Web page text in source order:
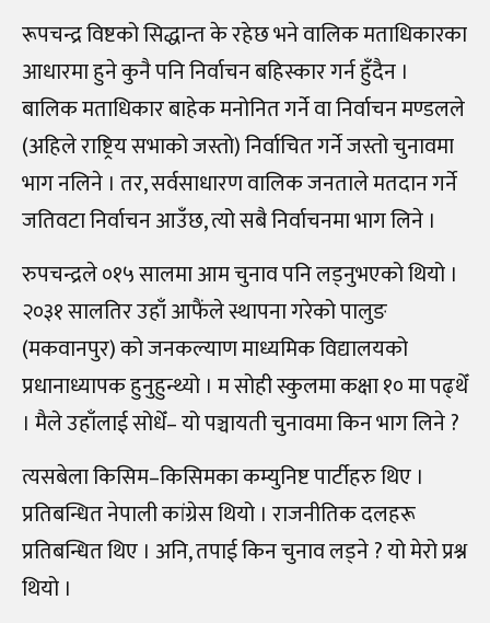
रूपचन्द्र विष्टको सिद्धान्त के रहेछ भने वालिक मताधिकारका
आधारमा हुने कुनै पनि निर्वाचन बहिस्कार गर्न हुँदैन ।
बालिक मताधिकार बाहेक मनोनित गर्ने वा निर्वाचन मण्डलले
(अहिले राष्ट्रिय सभाको जस्तो) निर्वाचित गर्ने जस्तो चुनावमा
भाग नलिने । तर, सर्वसाधारण वालिक जनताले मतदान गर्ने
जतिवटा निर्वाचन आउँछ, त्यो सबै निर्वाचनमा भाग लिने ।
रुपचन्द्रले ०१५ सालमा आम चुनाव पनि लड्नुभएको थियो ।
२०३१ सालतिर उहाँ आफैंले स्थापना गरेको पालुङ
(मकवानपुर) को जनकल्याण माध्यमिक विद्यालयको
प्रधानाध्यापक हुनुहुन्थ्यो । म सोही स्कुलमा कक्षा १० मा पढ्थेँ
। मैले उहाँलाई सोधेँ– यो पञ्चायती चुनावमा किन भाग लिने ?
त्यसबेला किसिम–किसिमका कम्युनिष्ट पार्टीहरु थिए ।
प्रतिबन्धित नेपाली कांग्रेस थियो । राजनीतिक दलहरू
प्रतिबन्धित थिए । अनि, तपाई किन चुनाव लड्ने ? यो मेरो प्रश्न
थियो ।